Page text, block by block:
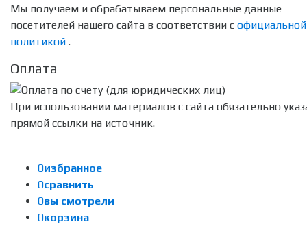
Мы получаем и обрабатываем персональные данные
посетителей нашего сайта в соответствии с официальной
политикой .
Оплата
При использовании материалов с сайта обязательно
прямой ссылки на источник.
0избранное
0сравнить
0вы смотрели
0корзина